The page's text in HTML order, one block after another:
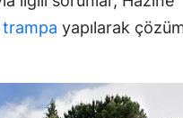
trampa yapılarak